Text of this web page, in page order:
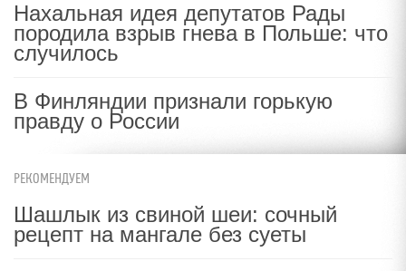
Нахальная идея депутатов Рады
породила взрыв гнева в Польше: что
случилось
В Финляндии признали горькую
правду о России
РЕКОМЕНДУЕМ
Шашлык из свиной шеи: сочный
рецепт на мангале без суеты